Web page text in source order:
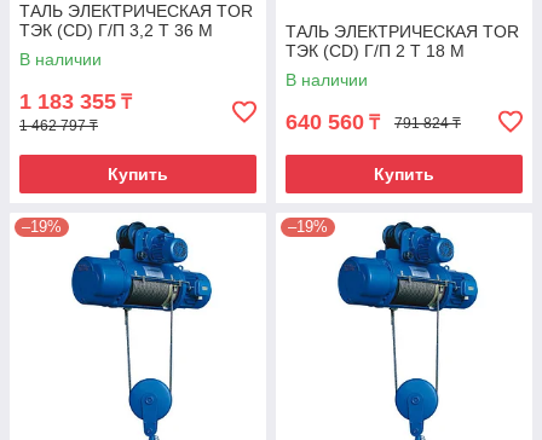
ТАЛЬ ЭЛЕКТРИЧЕСКАЯ TOR
ТЭК (CD) Г/П 3,2 Т 36 М
В наличии
1 183 355 ₸
1 462 797 ₸
Купить
ТАЛЬ ЭЛЕКТРИЧЕСКАЯ TOR
ТЭК (CD) Г/П 2 Т 18 М
В наличии
640 560 ₸ 791 824 ₸
Купить
–19% –19%